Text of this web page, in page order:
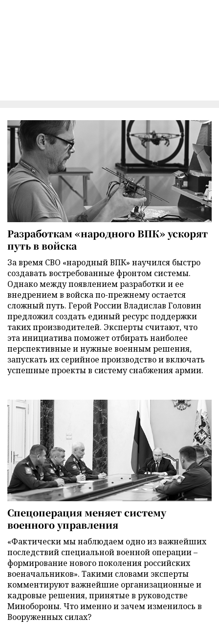
Разработкам «народного ВПК» ускорят
путь в войска
За время СВО «народный ВПК» научился быстро
создавать востребованные фронтом системы.
Однако между появлением разработки и ее
внедрением в войска по-прежнему остается
сложный путь. Герой России Владислав Головин
предложил создать единый ресурс поддержки
таких производителей. Эксперты считают, что
эта инициатива поможет отбирать наиболее
перспективные и нужные военным решения,
запускать их серийное производство и включать
успешные проекты в систему снабжения армии.
Спецоперация меняет систему
военного управления
«Фактически мы наблюдаем одно из важнейших
последствий специальной военной операции –
формирование нового поколения российских
военачальников». Такими словами эксперты
комментируют важнейшие организационные и
кадровые решения, принятые в руководстве
Минобороны. Что именно и зачем изменилось в
Вооруженных силах?